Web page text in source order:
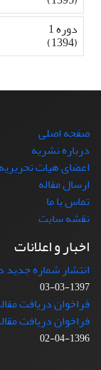
دوره 1
(1394)
صفحه اصلی
درباره نشریه
اعضای هیات تحریریه
ارسال مقاله
تماس با ما
نقشه سایت
اخبار و اعلانات
انتشار شماره
1397-03-03
فراخوان دریافت
فراخوان دریافت
1396-04-02